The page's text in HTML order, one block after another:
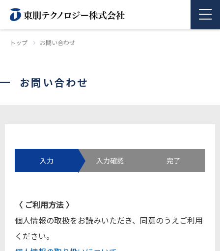
お問い合わせ
トップ お問い合わせ
お問い合わせ
入力 入力確認 完了
〈 ご利⽤⽅法 〉
個人情報の取扱をお読みいただき、同意のうえご利用
ください。